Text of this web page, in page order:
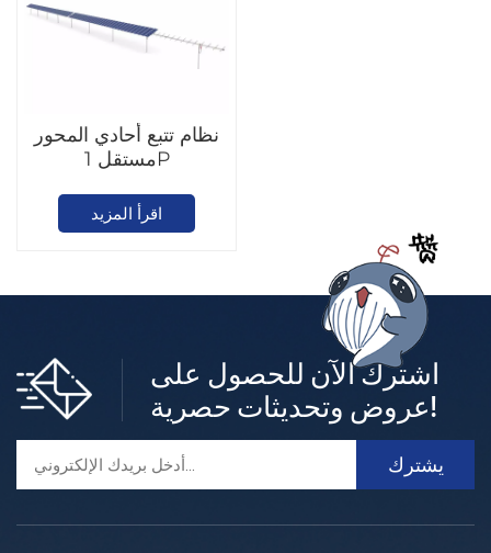
نظام تتبع أحادي المحور
مستقل 1P
اقرأ المزيد
اشترك الآن للحصول على
عروض وتحديثات حصرية!